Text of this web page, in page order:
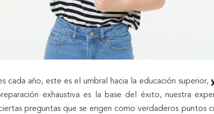
cada año, este es el umbral hacia la educación superior,
exhaustiva es la base del éxito, nuestra
preguntas que se erigen como verdaderos puntos